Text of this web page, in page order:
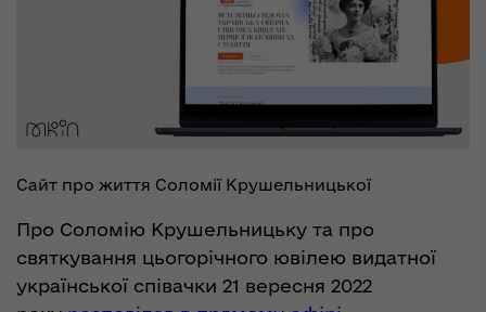
Сайт про життя Соломії Крушельницької
Про Соломію Крушельницьку та про
святкування цьогорічного ювілею видатної
української співачки 21 вересня 2022